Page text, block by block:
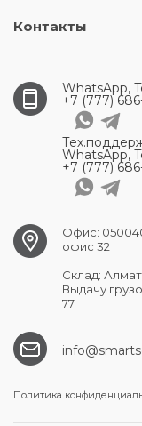
Контакты
WhatsApp,
+7 (777)
WhatsApp,
+7 (777)
Офис:
офис 32
Склад:
Выдачу
77
Политика